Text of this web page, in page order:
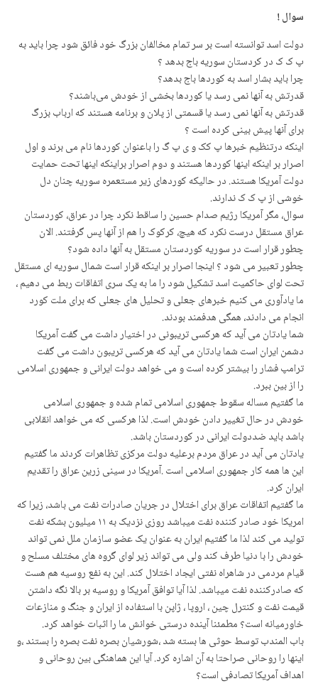
سوال !
دولت اسد توانسته است بر سر تمام مخالفان بزرگ خود فائق شود چرا باید به
پ ک ک در کردستان سوریه باج بدهد ؟
چرا باید بشار اسد به کوردها باج بدهد؟
قدرتش به آنها نمی رسد یا کوردها بخشی از خودش می‌باشند؟
قدرتش به آنها نمی رسد یا قسمتی از پلان و برنامه هستند که ارباب بزرگ
برای آنها پیش بینی کرده است ؟
اینکه درتنظیم خبرها پ کک و ی پ گ را باعنوان کوردها نام می برند و اول
اصرار بر اینکه اینها کوردها هستند و دوم اصرار براینکه اینها تحت حمایت
دولت آمریکا هستند. در حالیکه کوردهای زیر مستعمره سوریه چنان دل
خوشی از پ ک ک ندارند.
سوال، مگر آمریکا رژیم صدام حسین را ساقط نکرد چرا در عراق، کوردستان
عراق مستقل درست نکرد که هیچ، کرکوک را هم از آنها پس گرفتند. الان
چطور قرار است در سوریه کوردستان مستقل به آنها داده شود؟
چطور تعبیر می شود ؟ اینجا اصرار بر اینکه قرار است شمال سوریه ای مستقل
تحت لوای حاکمیت اسد تشکیل شود را ما به یک سری اتفاقات ربط می دهیم ،
ما یادآوری می کنیم خبرهای جعلی و تحلیل های جعلی که برای ملت کورد
انجام می دادند، همگی هدفمند بودند.
شما یادتان می آید که هرکسی تریبونی در اختیار داشت می گفت آمریکا
دشمن ایران است شما یادتان می آید که هرکسی تریبون داشت می گفت
ترامپ فشار را بیشتر کرده است و می خواهد دولت ایرانی و جمهوری اسلامی
را از بین ببرد.
ما گفتیم مساله سقوط جمهوری اسلامی تمام شده و جمهوری اسلامی
خودش در حال تغییر دادن خودش است. لذا هرکسی که می خواهد انقلابی
باشد باید ضددولت ایرانی در کوردستان باشد.
یادتان می آید در عراق مردم برعلیه دولت مرکزی تظاهرات کردند ما گفتیم
این ها همه کار جمهوری اسلامی است .آمریکا در سینی زرین عراق را تقدیم
ایران کرد.
ما گفتیم اتفاقات عراق برای اختلال در جریان صادرات نفت می باشد، زیرا که
امریکا خود صادر کننده نفت میباشد روزی نزدیک به ١١ میلیون بشکه نفت
تولید می کند لذا ما گفتیم ایران به عنوان یک عضو سازمان ملل نمی تواند
خودش را با دنیا طرف کند ولی می تواند زیر لوای گروه های مختلف مسلح و
قیام مردمی در شاهراه نفتی ایجاد اختلال کند. این به نفع روسیه هم هست
که صادرکننده نفت میباشد. لذا آیا توافق آمریکا و روسیه بر بالا نگه داشتن
قیمت نفت و کنترل چین ، اروپا ، ژاپن با استفاده از ایران و جنگ و منازعات
خاورمیانه است؟ مطمئنا آینده درستی خوانش ما را اثبات خواهد کرد.
باب المندب توسط حوثی ها بسته شد ،شورشیان بصره نفت بصره را بستند ،و
اینها را روحانی صراحتا به آن اشاره کرد. آیا این هماهنگی بین روحانی و
اهداف آمریکا تصادفی است؟